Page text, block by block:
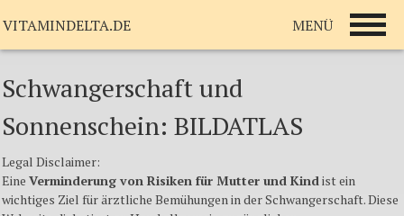
Schwangerschaft und
Sonnenschein: BILDATLAS
Legal Disclaimer:
Eine Verminderung von Risiken für Mutter und Kindist ein
wichtiges Ziel für ärztliche Bemühungen in der Schwangerschaft. Diese
VITAMINDELTA.DE MENÜ